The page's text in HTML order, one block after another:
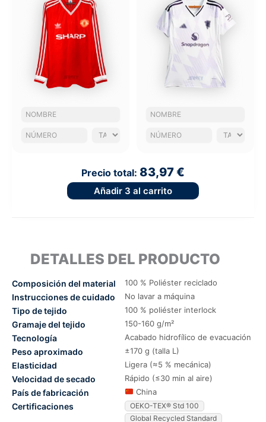
Precio total: 83,97 €
Añadir 3 al carrito
DETALLES DEL PRODUCTO
Composición del material 100 % Poliéster reciclado
Instrucciones de cuidado No lavar a máquina
Tipo de tejido 100 % poliéster interlock
Gramaje del tejido 150-160 g/m²
Tecnología Acabado hidrofílico de evacuación
Peso aproximado ±170 g (talla L)
Elasticidad Ligera (≈5 % mecánica)
Velocidad de secado Rápido (≤30 min al aire)
País de fabricación China
Certificaciones
OEKO-TEX® Std 100
Global Recycled Standard